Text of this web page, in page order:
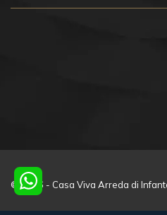
© 2026 - Casa Viva Arreda di